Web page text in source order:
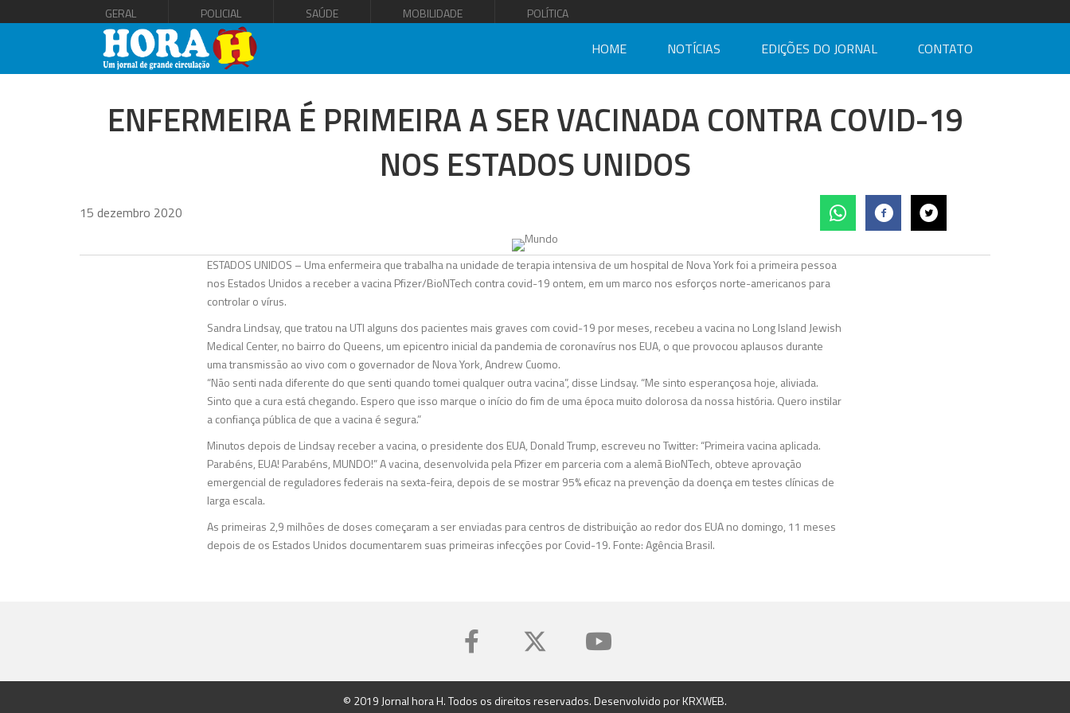
GERAL POLICIAL SAÚDE MOBILIDADE POLÍTICA
HOME NOTÍCIAS EDIÇÕES DO JORNAL CONTATO
ENFERMEIRA É PRIMEIRA A SER VACINADA CONTRA COVID-19
NOS ESTADOS UNIDOS
15 dezembro 2020
ESTADOS UNIDOS – Uma enfermeira que trabalha na unidade de terapia intensiva de um hospital de Nova York foi a primeira pessoa
nos Estados Unidos a receber a vacina Pfizer/BioNTech contra covid-19 ontem, em um marco nos esforços norte-americanos para
controlar o vírus.
Sandra Lindsay, que tratou na UTI alguns dos pacientes mais graves com covid-19 por meses, recebeu a vacina no Long Island Jewish
Medical Center, no bairro do Queens, um epicentro inicial da pandemia de coronavírus nos EUA, o que provocou aplausos durante
uma transmissão ao vivo com o governador de Nova York, Andrew Cuomo.
“Não senti nada diferente do que senti quando tomei qualquer outra vacina”, disse Lindsay. “Me sinto esperançosa hoje, aliviada.
Sinto que a cura está chegando. Espero que isso marque o início do fim de uma época muito dolorosa da nossa história. Quero instilar
a confiança pública de que a vacina é segura.”
Minutos depois de Lindsay receber a vacina, o presidente dos EUA, Donald Trump, escreveu no Twitter: “Primeira vacina aplicada.
Parabéns, EUA! Parabéns, MUNDO!” A vacina, desenvolvida pela Pfizer em parceria com a alemã BioNTech, obteve aprovação
emergencial de reguladores federais na sexta-feira, depois de se mostrar 95% eficaz na prevenção da doença em testes clínicas de
larga escala.
As primeiras 2,9 milhões de doses começaram a ser enviadas para centros de distribuição ao redor dos EUA no domingo, 11 meses
depois de os Estados Unidos documentarem suas primeiras infecções por Covid-19. Fonte: Agência Brasil.
© 2019 Jornal hora H. Todos os direitos reservados. Desenvolvido porKRXWEB.